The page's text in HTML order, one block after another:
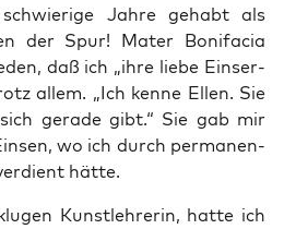
Jah­re gehabt als
der Spur! Mater Boni­fa­cia
daß ich „ihre lie­be Eins­er­
allem. „Ich ken­ne Ellen. Sie
gera­de gibt.“ Sie gab mir
wo ich durch per­ma­nen­
hätte.
Kunst­leh­re­rin, hat­te ich